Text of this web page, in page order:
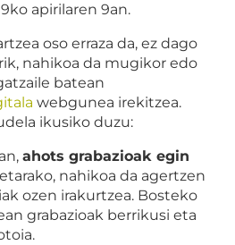
apirilaren 9an.
oso erraza da, ez dago
nahikoa da mugikor edo
batean
webgunea irekitzea.
ikusiko duzu:
ahots grabazioak egin
nahikoa da agertzen
ozen irakurtzea. Bosteko
grabazioak berrikusi eta